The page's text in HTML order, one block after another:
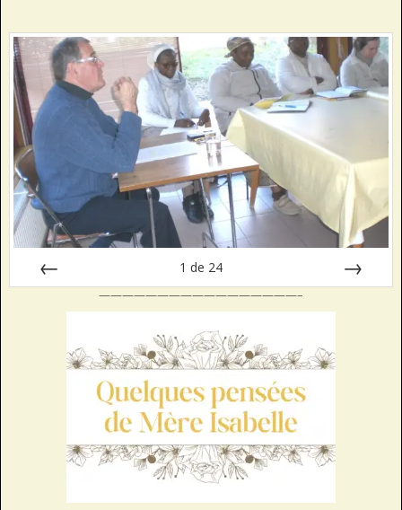
1 de 24
—————————————————–